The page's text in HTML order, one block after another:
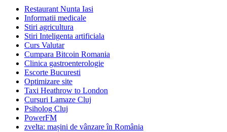
Restaurant Nunta Iasi
Informatii medicale
Stiri agricultura
Stiri Inteligenta artificiala
Curs Valutar
Cumpara Bitcoin Romania
Clinica gastroenterologie
Escorte Bucuresti
Optimizare site
Taxi Heathrow to London
Cursuri Lamaze Cluj
Psiholog Cluj
PowerFM
zvelta: mașini de vânzare în România